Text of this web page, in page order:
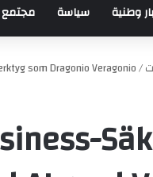
وطنية سياسة مجتمع
/
som Dragonio Veragonio